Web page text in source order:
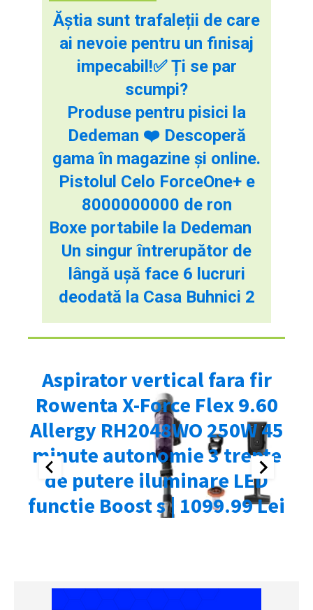
Ăștia sunt trafaleții de care
ai nevoie pentru un finisaj
impecabil!✅ Ți se par
scumpi?
Produse pentru pisici la
Dedeman ❤️ Descoperă
gama în magazine și online.
Pistolul Celo ForceOne+ e
8000000000 de ron
Boxe portabile la Dedeman
Un singur întrerupător de
lângă ușă face 6 lucruri
deodată la Casa Buhnici 2